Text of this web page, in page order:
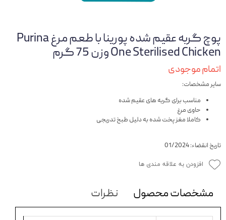
پوچ گربه عقیم شده پورینا با طعم مرغ Purina
One Sterilised Chicken وزن 75 گرم
اتمام موجودی
سایر مشخصات:
مناسب برای گربه های عقیم شده
حاوی مرغ
کاملا مغز پخت شده به دلیل طبخ تدریجی
تاریخ انقضاء: 01/2024
افزودن به علاقه مندی ها
مشخصات محصول نظرات